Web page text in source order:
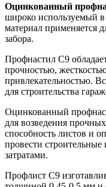
Оцинкованный
широко используемый в
материал применяется
забора.
Профнастил C9
прочностью,
привлекательностью.
для строительства
Оцинкованный
для возведения
способность листов и
провести
затратами.
Профлист C9